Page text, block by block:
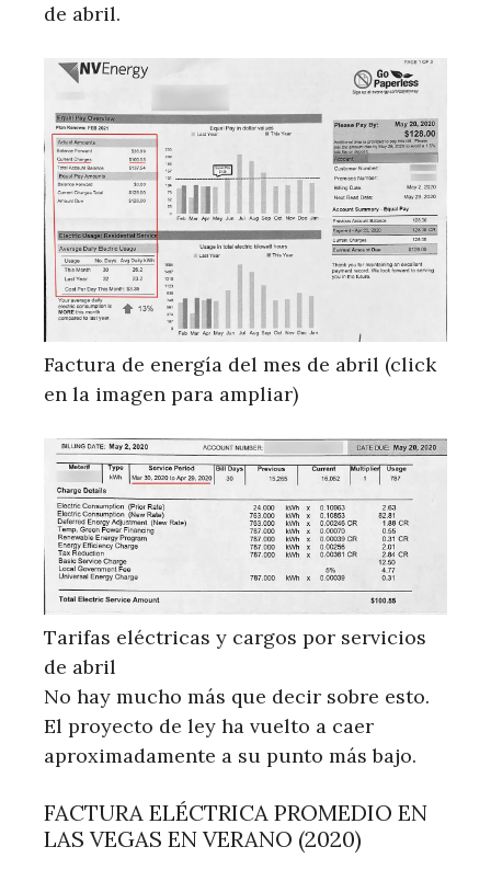
de abril.
Factura de energía del mes de abril (click
en la imagen para ampliar)
Tarifas eléctricas y cargos por servicios
de abril
No hay mucho más que decir sobre esto.
El proyecto de ley ha vuelto a caer
aproximadamente a su punto más bajo.
FACTURA ELÉCTRICA PROMEDIO EN
LAS VEGAS EN VERANO (2020)